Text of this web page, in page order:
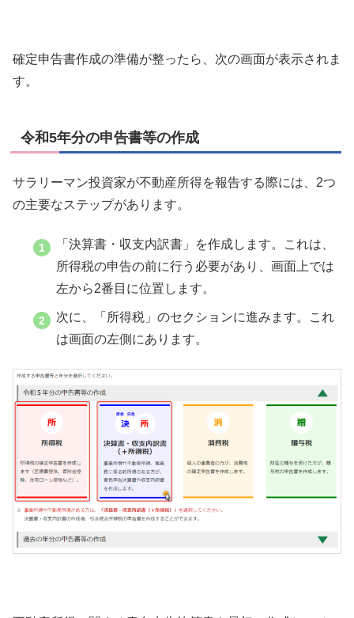
確定申告書作成の準備が整ったら、次の画面が表示されま
す。
令和5年分の申告書等の作成
サラリーマン投資家が不動産所得を報告する際には、2つ
の主要なステップがあります。
「決算書・収支内訳書」を作成します。これは、
所得税の申告の前に行う必要があり、画面上では
左から2番目に位置します。
次に、「所得税」のセクションに進みます。これ
は画面の左側にあります。